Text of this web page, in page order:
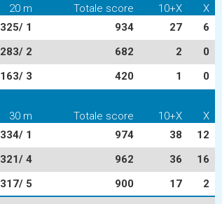
20 m Totale score 10+X
X
325/ 1 934 27
6
283/ 2 682 2
0
163/ 3 420 1 0
30 m Totale score 10+X
X
334/ 1 974 38
12
321/ 4 962 36
16
317/ 5 900 17 2